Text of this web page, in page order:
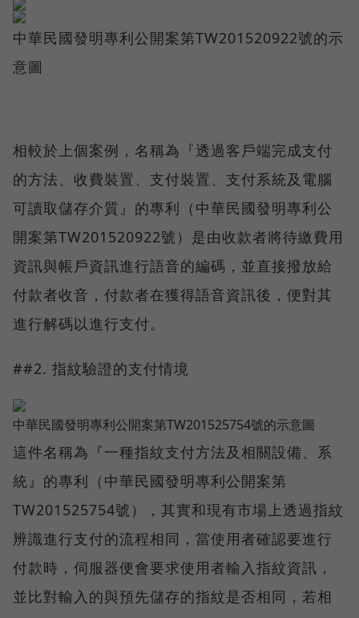
中華民國發明專利公開案第TW201520922號的示
意圖
相較於上個案例，名稱為『透過客戶端完成支付
的方法、收費裝置、支付裝置、支付系統及電腦
可讀取儲存介質』的專利（中華民國發明專利公
開案第TW201520922號）是由收款者將待繳費用
資訊與帳戶資訊進行語音的編碼，並直接撥放給
付款者收音，付款者在獲得語音資訊後，便對其
進行解碼以進行支付。
##2. 指紋驗證的支付情境
中華民國發明專利公開案第TW201525754號的示意圖
這件名稱為『一種指紋支付方法及相關設備、系
統』的專利（中華民國發明專利公開案第
TW201525754號），其實和現有市場上透過指紋
辨識進行支付的流程相同，當使用者確認要進行
付款時，伺服器便會要求使用者輸入指紋資訊，
並比對輸入的與預先儲存的指紋是否相同，若相